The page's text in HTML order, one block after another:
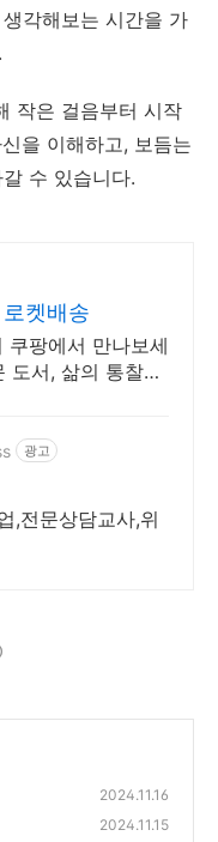
각해보는 시간을 가
작은 걸음부터 시작
을 이해하고, 보듬는
수 있습니다.
켓배송
팡에서 만나보세
도서, 삶의 통찰을
광고
,전문상담교사,위
2024.11.16
2024.11.15